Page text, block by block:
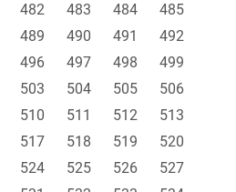
482 483 484
485
489 490 491
492
496 497 498
499
503 504 505
506
510 511 512
513
517 518 519
520
524 525 526
527